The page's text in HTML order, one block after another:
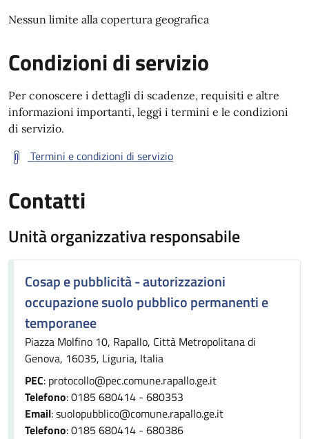
Nessun limite alla copertura geografica
Condizioni di servizio
Per conoscere i dettagli di scadenze, requisiti e altre
informazioni importanti, leggi i termini e le condizioni
di servizio.
Termini e condizioni di servizio
Contatti
Unità organizzativa responsabile
Cosap e pubblicità - autorizzazioni
occupazione suolo pubblico permanenti e
temporanee
Piazza Molfino 10, Rapallo, Città Metropolitana di
Genova, 16035, Liguria, Italia
PEC: protocollo@pec.comune.rapallo.ge.it
Telefono: 0185 680414 - 680353
Email: suolopubblico@comune.rapallo.ge.it
Telefono: 0185 680414 - 680386